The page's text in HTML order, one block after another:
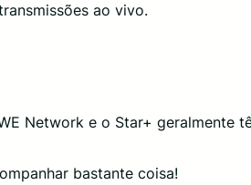
ao vivo.
Network e o Star+ geralmente
bastante coisa!